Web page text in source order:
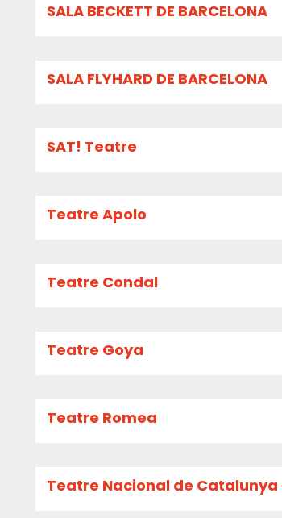
SALA BECKETT DE BARCELONA
SALA FLYHARD DE BARCELONA
SAT! Teatre
Teatre Apolo
Teatre Condal
Teatre Goya
Teatre Romea
Teatre Nacional de Catalunya